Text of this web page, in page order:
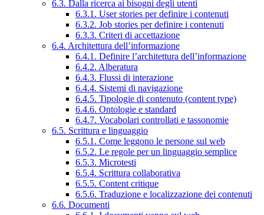
6.3. Dalla ricerca ai bisogni degli utenti
6.3.1. User stories per definire i contenuti
6.3.2. Job stories per definire i contenuti
6.3.3. Criteri di accettazione
6.4. Architettura dell’informazione
6.4.1. Definire l’architettura dell’informazione
6.4.2. Alberatura
6.4.3. Flussi di interazione
6.4.4. Sistemi di navigazione
6.4.5. Tipologie di contenuto (content type)
6.4.6. Ontologie e standard
6.4.7. Vocabolari controllati e tassonomie
6.5. Scrittura e linguaggio
6.5.1. Come leggono le persone sul web
6.5.2. Le regole per un linguaggio semplice
6.5.3. Microtesti
6.5.4. Scrittura collaborativa
6.5.5. Content critique
6.5.6. Traduzione e localizzazione dei contenuti
6.6. Documenti